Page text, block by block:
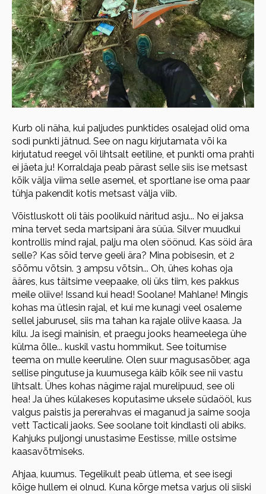
Kurb oli näha, kui paljudes punktides osalejad olid oma
sodi punkti jätnud. See on nagu kirjutamata või ka
kirjutatud reegel või lihtsalt eetiline, et punkti oma prahti
ei jäeta ju! Korraldaja peab pärast selle siis ise metsast
kõik välja viima selle asemel, et sportlane ise oma paar
tühja pakendit kotis metsast välja viib.
Võistluskott oli täis poolikuid näritud asju... No ei jaksa
mina tervet seda martsipani ära süüa. Silver muudkui
kontrollis mind rajal, palju ma olen söönud. Kas söid ära
selle? Kas sõid terve geeli ära? Mina pobisesin, et 2
sõõmu võtsin. 3 ampsu võtsin... Oh, ühes kohas oja
ääres, kus täitsime veepaake, oli üks tiim, kes pakkus
meile oliive! Issand kui head! Soolane! Mahlane! Mingis
kohas ma ütlesin rajal, et kui me kunagi veel osaleme
sellel jaburusel, siis ma tahan ka rajale oliive kaasa. Ja
kilu. Ja isegi mainisin, et praegu jooks heameelega ühe
külma õlle... kuskil vastu hommikut. See toitumise
teema on mulle keeruline. Olen suur magusasõber, aga
sellise pingutuse ja kuumusega käib kõik see nii vastu
lihtsalt. Ühes kohas nägime rajal murelipuud, see oli
hea! Ja ühes külakeses koputasime uksele südaööl, kus
valgus paistis ja pererahvas ei maganud ja saime sooja
vett Tacticali jaoks. See soolane toit kindlasti oli abiks.
Kahjuks puljongi unustasime Eestisse, mille ostsime
kaasavõtmiseks.
Ahjaa, kuumus. Tegelikult peab ütlema, et see isegi
kõige hullem ei olnud. Kuna kõrge metsa varjus oli siiski